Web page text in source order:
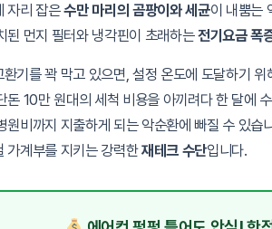
자리 잡은수만 마리의 곰팡이와 세균이 내뿜는
된 먼지 필터와 냉각핀이 초래하는전기요금 폭
기를 꽉 막고 있으면, 설정 온도에 도달하기
돈 10만 원대의 세척 비용을 아끼려다 한 달에
원비까지 지출하게 되는 악순환에 빠질 수 있습
가계부를 지키는 강력한재테크 수단입니다.